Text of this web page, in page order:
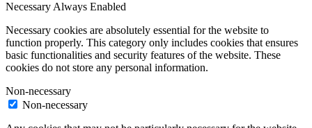
Necessary Always Enabled
Necessary cookies are absolutely essential for the website to
function properly. This category only includes cookies that ensures
basic functionalities and security features of the website. These
cookies do not store any personal information.
Non-necessary
Non-necessary